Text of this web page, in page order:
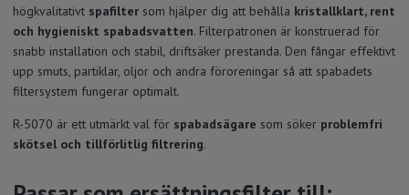
högkvalitativt spafilter som hjälper dig att behålla kristallklart, rent
och hygieniskt spabadsvatten. Filterpatronen är konstruerad för
snabb installation och stabil, driftsäker prestanda. Den fångar effektivt
upp smuts, partiklar, oljor och andra föroreningar så att spabadets
filtersystem fungerar optimalt.
R-5070 är ett utmärkt val för spabadsägare som söker problemfri
skötsel och tillförlitlig filtrering.